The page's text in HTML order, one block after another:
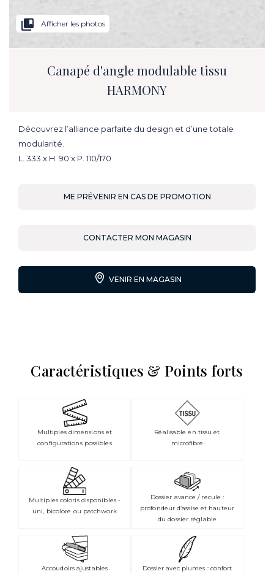
collections_bookmark Afficher les photos
Canapé d'angle modulable tissu
HARMONY
Découvrez l’alliance parfaite du design et d’une totale
modularité.
L. 333 x H. 90 x P. 110/170
ME PRÉVENIR EN CAS DE PROMOTION
CONTACTER MON MAGASIN
VENIR EN MAGASIN
Caractéristiques & Points forts
Multiples dimensions et
configurations possibles
Réalisable en tissu et
microfibre
Multiples coloris disponibles -
uni, bicolore ou patchwork
Dossier avance / recule :
profondeur d’assise et hauteur
du dossier réglable
Accoudoirs ajustables
Dossier avec plumes : confort